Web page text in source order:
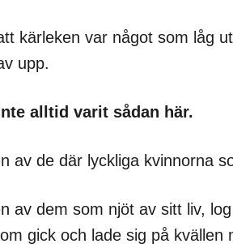
kärleken var något som låg
upp.
alltid varit sådan här.
av de där lyckliga kvinnorna
av dem som njöt av sitt liv,
gick och lade sig på